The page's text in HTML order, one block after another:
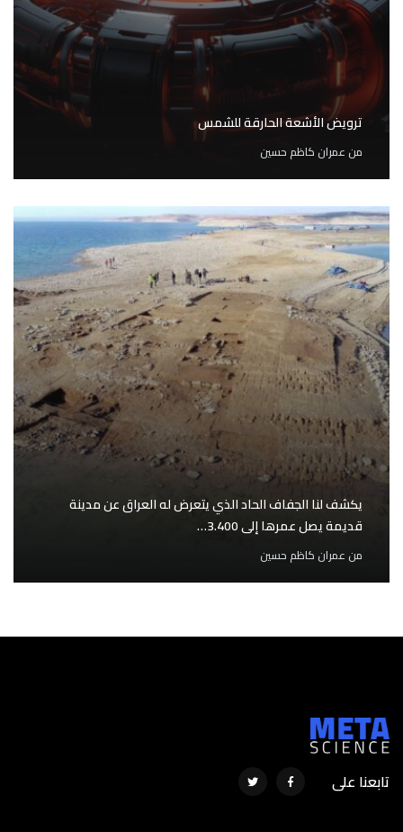
ترويض الأشعة الحارقة للشمس
من عمران كاظم حسين
يكشف لنا الجفاف الحاد الذي يتعرض له العراق عن مدينة
قديمة يصل عمرها إلى 3.400…
من عمران كاظم حسين
تابعنا على